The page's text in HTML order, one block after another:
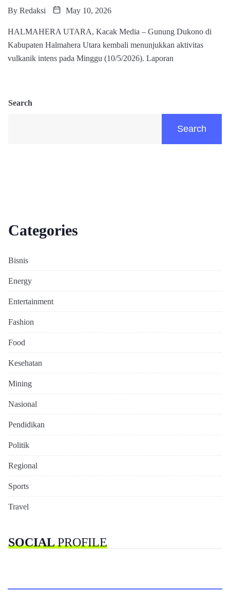
By Redaksi May 10, 2026
HALMAHERA UTARA, Kacak Media – Gunung Dukono di
Kabupaten Halmahera Utara kembali menunjukkan aktivitas
vulkanik intens pada Minggu (10/5/2026). Laporan
Search
Search
Categories
Bisnis
Energy
Entertainment
Fashion
Food
Kesehatan
Mining
Nasional
Pendidikan
Politik
Regional
Sports
Travel
SOCIALPROFILE